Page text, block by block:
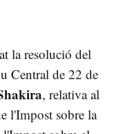
la resolució del
Central de 22 de
, relativa al
l'Impost sobre la